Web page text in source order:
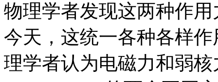
物理学者发现这两种作
今天，这统一各种各样
理学者认为电磁力和弱核